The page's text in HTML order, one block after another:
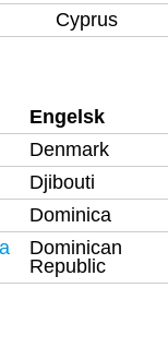
Cyprus
Engelsk
Denmark
Djibouti
Dominica
Dominican
Republic